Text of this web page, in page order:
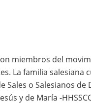
miembros del
La familia
Sales o Salesianos
y de María -